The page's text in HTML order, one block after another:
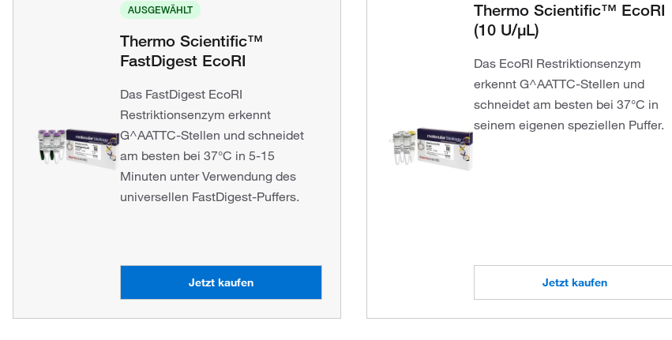
AUSGEWÄHLT
Thermo Scientific™
FastDigest EcoRI
Das FastDigest EcoRI
Restriktionsenzym erkennt
G^AATTC-Stellen und schneidet
am besten bei 37°C in 5-15
Minuten unter Verwendung des
universellen FastDigest-Puffers.
Jetzt kaufen
Thermo Scientific™ EcoRI
(10 U/μL)
Das EcoRI Restriktionsenzym
erkennt G^AATTC-Stellen und
schneidet am besten bei 37°C in
seinem eigenen speziellen Puffer.
Jetzt kaufen